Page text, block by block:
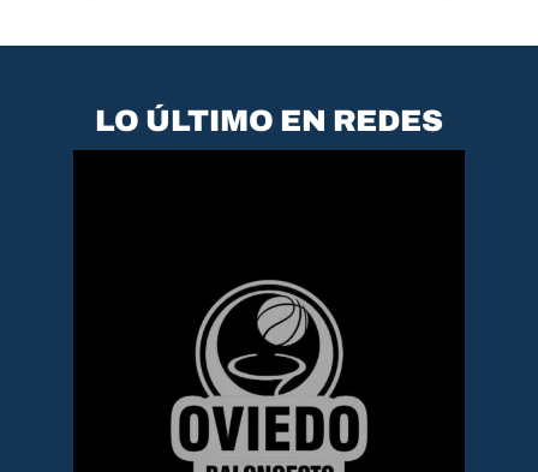
LO ÚLTIMO EN REDES